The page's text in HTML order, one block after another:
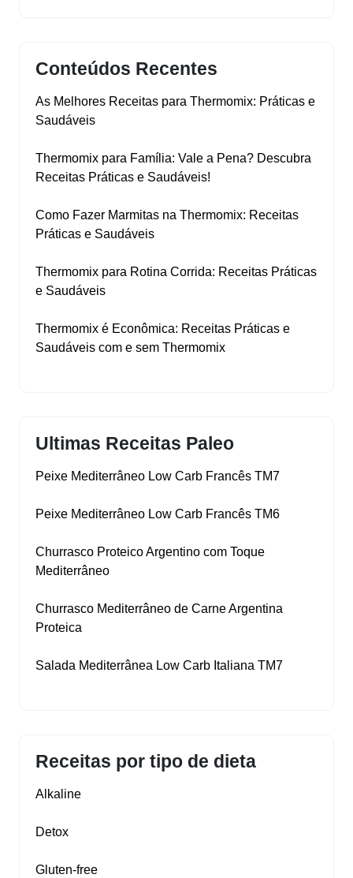
Conteúdos Recentes
As Melhores Receitas para Thermomix: Práticas e
Saudáveis
Thermomix para Família: Vale a Pena? Descubra
Receitas Práticas e Saudáveis!
Como Fazer Marmitas na Thermomix: Receitas
Práticas e Saudáveis
Thermomix para Rotina Corrida: Receitas Práticas
e Saudáveis
Thermomix é Econômica: Receitas Práticas e
Saudáveis com e sem Thermomix
Ultimas Receitas Paleo
Peixe Mediterrâneo Low Carb Francês TM7
Peixe Mediterrâneo Low Carb Francês TM6
Churrasco Proteico Argentino com Toque
Mediterrâneo
Churrasco Mediterrâneo de Carne Argentina
Proteica
Salada Mediterrânea Low Carb Italiana TM7
Receitas por tipo de dieta
Alkaline
Detox
Gluten‑free